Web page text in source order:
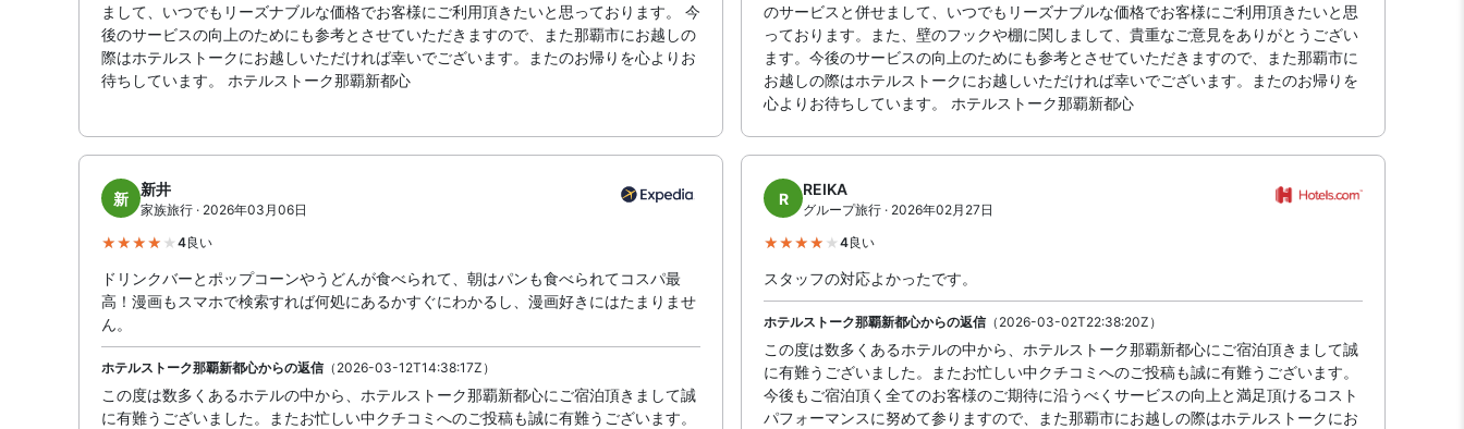
まして、いつでもリーズナブルな価格でお客様にご利用頂きたいと思っております。 今
後のサービスの向上のためにも参考とさせていただきますので、また那覇市にお越しの
際はホテルストークにお越しいただければ幸いでございます。またのお帰りを心よりお
待ちしています。 ホテルストーク那覇新都心
のサービスと併せまして、いつでもリーズナブルな価格でお客様にご利用頂きたいと思
っております。また、壁のフックや棚に関しまして、貴重なご意見をありがとうござい
ます。今後のサービスの向上のためにも参考とさせていただきますので、また那覇市に
お越しの際はホテルストークにお越しいただければ幸いでございます。またのお帰りを
心よりお待ちしています。 ホテルストーク那覇新都心
新
新井
家族旅行 · 2026年03月06日
4良い
ドリンクバーとポップコーンやうどんが食べられて、朝はパンも食べられてコスパ最
高！漫画もスマホで検索すれば何処にあるかすぐにわかるし、漫画好きにはたまりませ
ん。
ホテルストーク那覇新都心からの返信（2026-03-12T14:38:17Z）
この度は数多くあるホテルの中から、ホテルストーク那覇新都心にご宿泊頂きまして誠
に有難うございました。またお忙しい中クチコミへのご投稿も誠に有難うございます。
R
REIKA
グループ旅行 · 2026年02月27日
4良い
スタッフの対応よかったです。
ホテルストーク那覇新都心からの返信（2026-03-02T22:38:20Z）
この度は数多くあるホテルの中から、ホテルストーク那覇新都心にご宿泊頂きまして誠
に有難うございました。またお忙しい中クチコミへのご投稿も誠に有難うございます。
今後もご宿泊頂く全てのお客様のご期待に沿うべくサービスの向上と満足頂けるコスト
パフォーマンスに努めて参りますので、また那覇市にお越しの際はホテルストークにお